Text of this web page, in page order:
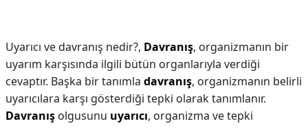
Uyarıcı ve davranış nedir?, Davranış, organizmanın bir
uyarım karşısında ilgili bütün organlarıyla verdiği
cevaptır. Başka bir tanımla davranış, organizmanın belirli
uyarıcılara karşı gösterdiği tepki olarak tanımlanır.
Davranış olgusunu uyarıcı, organizma ve tepki